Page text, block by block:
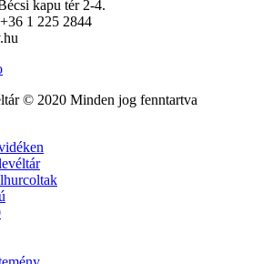
kapu tér 2-4.
1 225 2844
© 2020 Minden jog fenntartva